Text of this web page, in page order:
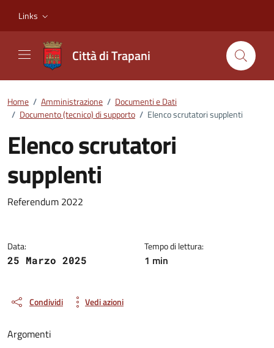
Links
Città di Trapani
Home / Amministrazione / Documenti e Dati
/ Documento (tecnico) di supporto / Elenco scrutatori supplenti
Elenco scrutatori
supplenti
Dettagli del documento
Referendum 2022
Data:
25 Marzo 2025
Tempo di lettura:
1 min
Condividi Vedi azioni
Argomenti